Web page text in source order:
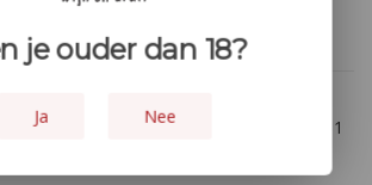
1
je ouder dan 18?
Ja Nee